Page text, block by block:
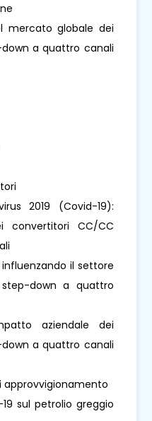
mercato globale dei
a quattro canali
2019 (Covid-19):
convertitori CC/CC
influenzando il settore
down a quattro
aziendale dei
a quattro canali
approvvigionamento
19 sul petrolio greggio